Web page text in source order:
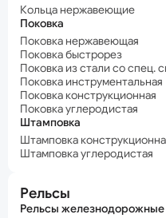
Кольца нержавеющие
Поковка
Поковка нержавеющая
Поковка быстрорез
Поковка из стали со спец.
Поковка инструментальная
Поковка конструкционная
Поковка углеродистая
Штамповка
Штамповка
Штамповка углеродистая
Рельсы
Рельсы железнодорожные